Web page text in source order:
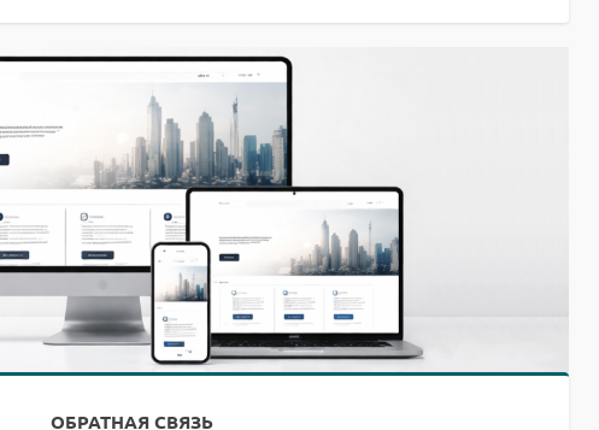
ОБРАТНАЯ СВЯЗЬ